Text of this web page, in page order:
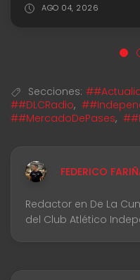
JUL 31, 2026
Secciones:
##DLCRadio,
##MercadoDePases,
FEDERICO
Redactor en De La
del Club Atlético